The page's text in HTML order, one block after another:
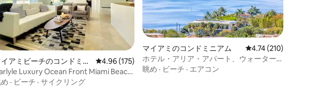
5つ星中4.88つ星の平均評価
アミビーチのコンドミニ
レビュー175件、5つ星中4.96つ星の平均評価
4.96 (175)
Luxury Ocean Front Miami Beach
ドミニアム
· ビーチ · サイクリング
マイアミのコンドミニアム レビュー210件、5つ
4.74 (210)
ホテル・アリア・アパート、ウォーター
フロントビュー、無料駐車場
眺め · ビーチ · エアコン